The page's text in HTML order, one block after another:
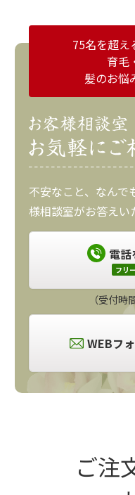
75名を超え
育毛
髪のお悩
不安なこと、なんで
様相談室がお答えい
電話
フリ
（受付
WEBフ
ご注